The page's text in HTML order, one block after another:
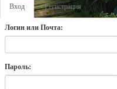
Вход Регистрация
Логин или Почта:
Пароль: